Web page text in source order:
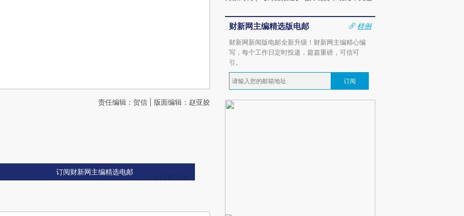
责任编辑：贺信 | 版面编辑：赵亚姣
订阅财新网主编精选电邮
财新网主编精选版电邮
样例
财新网新闻版电邮全新升级！财新网主编精心编
写，每个工作日定时投递，篇篇重磅，可信可
引。
订阅